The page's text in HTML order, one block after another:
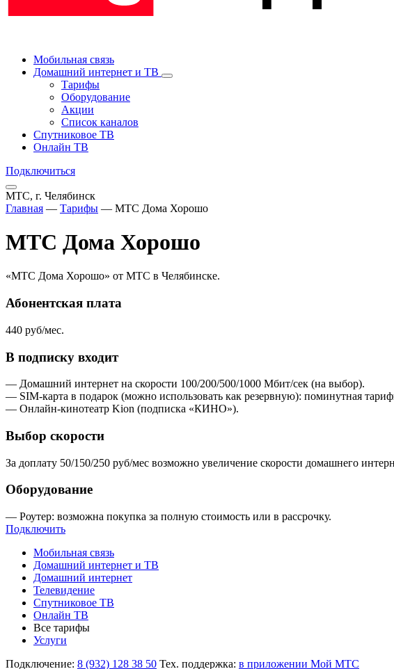
Мобильная связь
Домашний интернет и ТВ
Тарифы
Оборудование
Акции
Список каналов
Спутниковое ТВ
Онлайн ТВ
Подключиться
МТС, г. Челябинск
Главная — Тарифы — МТС Дома Хорошо
МТС Дома Хорошо
«МТС Дома Хорошо» от МТС в Челябинске.
Абонентская плата
440 руб/мес.
В подписку входит
— Домашний интернет на скорости 100/200/500/1000 Мбит/сек (на выбор).
— SIM-карта в подарок (можно использовать как резервную): поминутная
— Онлайн-кинотеатр Kion (подписка «КИНО»).
Выбор скорости
За доплату 50/150/250 руб/мес возможно увеличение скорости домашнего
Оборудование
— Роутер: возможна покупка за полную стоимость или в рассрочку.
Подключить
Мобильная связь
Домашний интернет и ТВ
Домашний интернет
Телевидение
Спутниковое ТВ
Онлайн ТВ
Все тарифы
Услуги
Подключение: 8 (932) 128 38 50 Тех. поддержка: в приложении Мой МТС